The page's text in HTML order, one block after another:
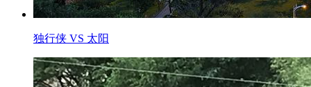
独行侠 VS 太阳